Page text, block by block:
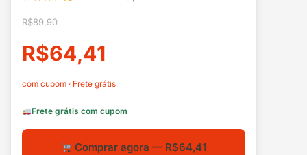
R$89,90
R$64,41
com cupom · Frete grátis
Frete grátis com cupom
Comprar agora — R$64,41